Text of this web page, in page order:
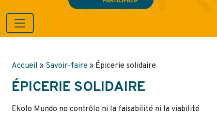
Accueil » Savoir-faire » Épicerie solidaire
ÉPICERIE SOLIDAIRE
Ekolo Mundo ne contrôle ni la faisabilité ni la viabilité